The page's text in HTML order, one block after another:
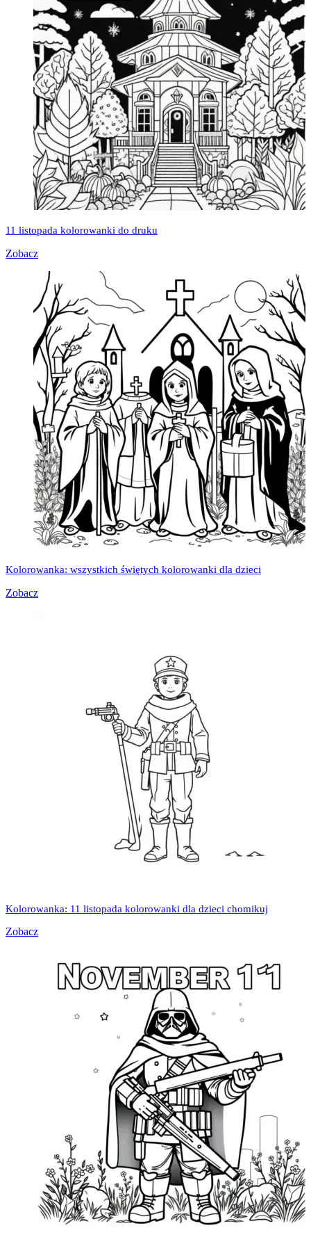
11 listopada kolorowanki do druku
Zobacz
Kolorowanka: wszystkich świętych kolorowanki dla dzieci
Zobacz
Kolorowanka: 11 listopada kolorowanki dla dzieci chomikuj
Zobacz